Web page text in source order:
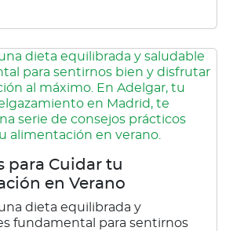
para Cuidar tu
en Verano
dieta equilibrada y
fundamental para sentirnos